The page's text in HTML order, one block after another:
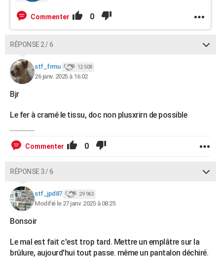
Commenter 0
RÉPONSE 2 / 6
stf_frmu 12 508
26 janv. 2025 à 16:02
Bjr
Le fer à cramé le tissu, doc non plusxrirn de possible
Commenter 0
RÉPONSE 3 / 6
stf_jpd87 29 963
Modifié le 27 janv. 2025 à 08:25
Bonsoir
Le mal est fait c'est trop tard. Mettre un emplâtre sur la
brûlure, aujourd'hui tout passe. même un pantalon déchiré.